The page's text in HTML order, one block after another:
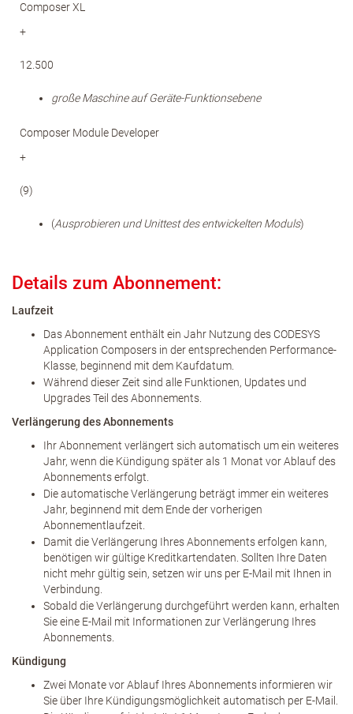
Composer XL
+
12.500
große Maschine auf Geräte-Funktionsebene
Composer Module Developer
+
(9)
(Ausprobieren und Unittest des entwickelten Moduls)
Details zum Abonnement:
Laufzeit
Das Abonnement enthält ein Jahr Nutzung des CODESYS
Application Composers in der entsprechenden Performance-
Klasse, beginnend mit dem Kaufdatum.
Während dieser Zeit sind alle Funktionen, Updates und
Upgrades Teil des Abonnements.
Verlängerung des Abonnements
Ihr Abonnement verlängert sich automatisch um ein weiteres
Jahr, wenn die Kündigung später als 1 Monat vor Ablauf des
Abonnements erfolgt.
Die automatische Verlängerung beträgt immer ein weiteres
Jahr, beginnend mit dem Ende der vorherigen
Abonnementlaufzeit.
Damit die Verlängerung Ihres Abonnements erfolgen kann,
benötigen wir gültige Kreditkartendaten. Sollten Ihre Daten
nicht mehr gültig sein, setzen wir uns per E-Mail mit Ihnen in
Verbindung.
Sobald die Verlängerung durchgeführt werden kann, erhalten
Sie eine E-Mail mit Informationen zur Verlängerung Ihres
Abonnements.
Kündigung
Zwei Monate vor Ablauf Ihres Abonnements informieren wir
Sie über Ihre Kündigungsmöglichkeit automatisch per E-Mail.